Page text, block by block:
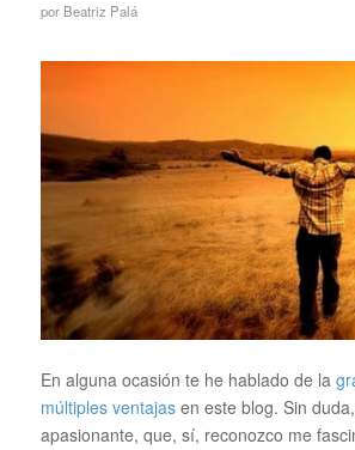
por Beatriz Palá
En alguna ocasión te he hablado de la
múltiples ventajasen este blog. Sin
apasionante, que, sí, reconozco me